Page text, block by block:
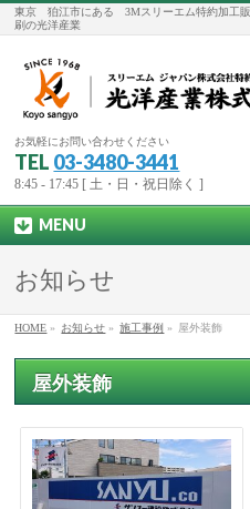
東京 狛江市にある 3Mスリーエム特約加工
刷の光洋産業
お気軽にお問い合わせください
TEL 03-3480-3441
8:45 - 17:45 [ 土・日・祝日除く ]
MENU
お知らせ
HOME » お知らせ » 施工事例 » 屋外装飾
屋外装飾